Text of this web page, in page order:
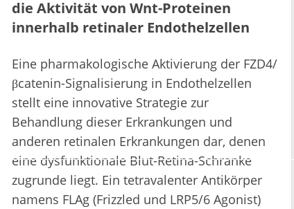
die Aktivität von Wnt-Proteinen
innerhalb retinaler Endothelzellen
Eine pharmakologische Aktivierung der FZD4/
βcatenin-Signalisierung in Endothelzellen
stellt eine innovative Strategie zur
Behandlung dieser Erkrankungen und
anderen retinalen Erkrankungen dar, denen
eine dysfunktionale Blut-Retina-Schranke
zugrunde liegt. Ein tetravalenter Antikörper
namens FLAg (Frizzled und LRP5/6 Agonist)